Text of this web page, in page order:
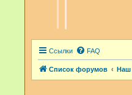
Ссылки FAQ
Список форумов Наш